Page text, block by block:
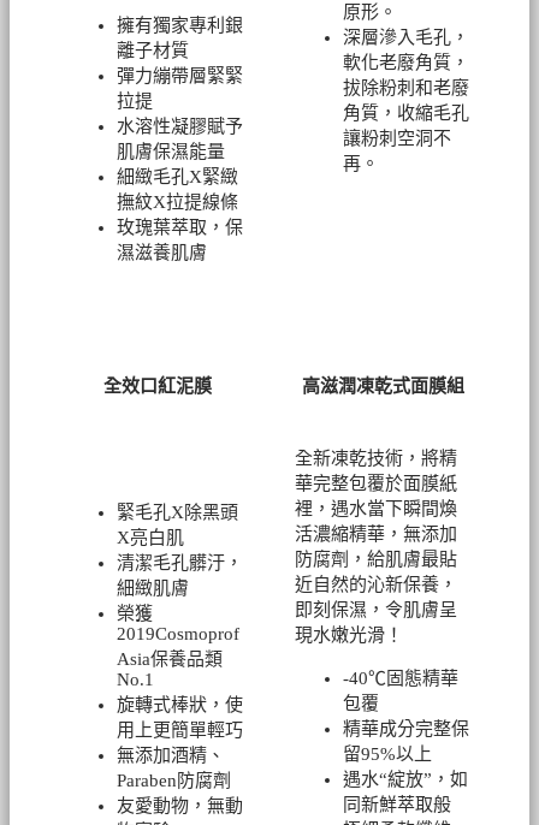
擁有獨家專利銀
離子材質
彈力繃帶層緊緊
拉提
水溶性凝膠賦予
肌膚保濕能量
細緻毛孔X緊緻
撫紋X拉提線條
玫瑰葉萃取，保
濕滋養肌膚
原形。
深層滲入毛孔，
軟化老廢角質，
拔除粉刺和老廢
角質，收縮毛孔
讓粉刺空洞不
再。
全效口紅泥膜 高滋潤凍乾式面膜組
緊毛孔X除黑頭
X亮白肌
清潔毛孔髒汙，
細緻肌膚
榮獲
2019Cosmoprof
Asia保養品類
No.1
旋轉式棒狀，使
用上更簡單輕巧
無添加酒精、
Paraben防腐劑
友愛動物，無動
全新凍乾技術，將精
華完整包覆於面膜紙
裡，遇水當下瞬間煥
活濃縮精華，無添加
防腐劑，給肌膚最貼
近自然的沁新保養，
即刻保濕，令肌膚呈
現水嫩光滑！
-40℃固態精華
包覆
精華成分完整保
留95%以上
遇水“綻放”，如
同新鮮萃取般